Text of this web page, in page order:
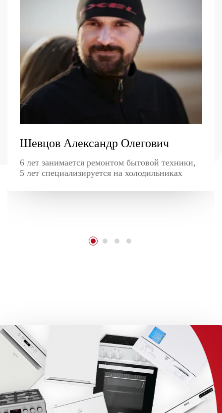
Шевцов Александр Олегович
6 лет занимается ремонтом бытовой техники,
5 лет специализируется на холодильниках